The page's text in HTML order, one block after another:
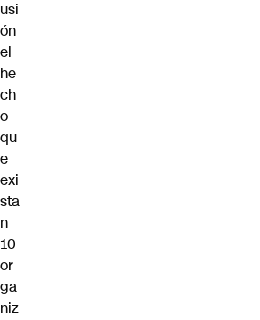
usi
ón
el
he
ch
o
qu
e
exi
sta
n
10
or
ga
niz